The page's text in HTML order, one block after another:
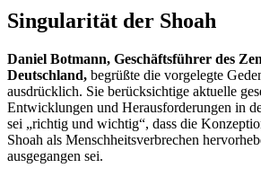
Singularität der Shoah
Daniel Botmann, Geschäftsführer des
Deutschland, begrüßte die vorgelegte
ausdrücklich. Sie berücksichtige aktuelle
Entwicklungen und Herausforderungen in
sei „richtig und wichtig“, dass die
Shoah als Menschheitsverbrechen
ausgegangen sei.